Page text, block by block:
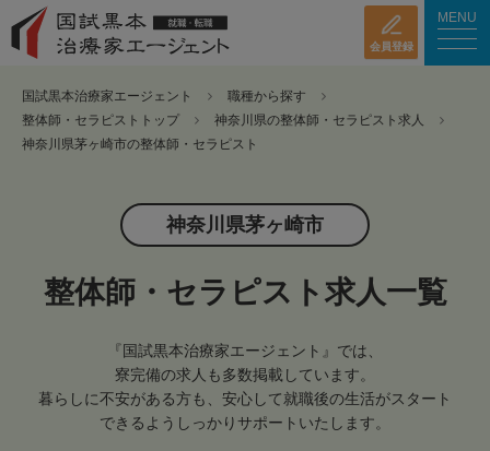
会員登録
MENU
国試黒本治療家エージェント
職種から探す
整体師・セラピストトップ
神奈川県の整体師・セラピスト求人
神奈川県茅ヶ崎市の整体師・セラピスト
神奈川県茅ヶ崎市
整体師・セラピスト求人一覧
『国試黒本治療家エージェント』では、
寮完備の求人も多数掲載しています。
暮らしに不安がある方も、安心して就職後の生活がスタート
できるようしっかりサポートいたします。